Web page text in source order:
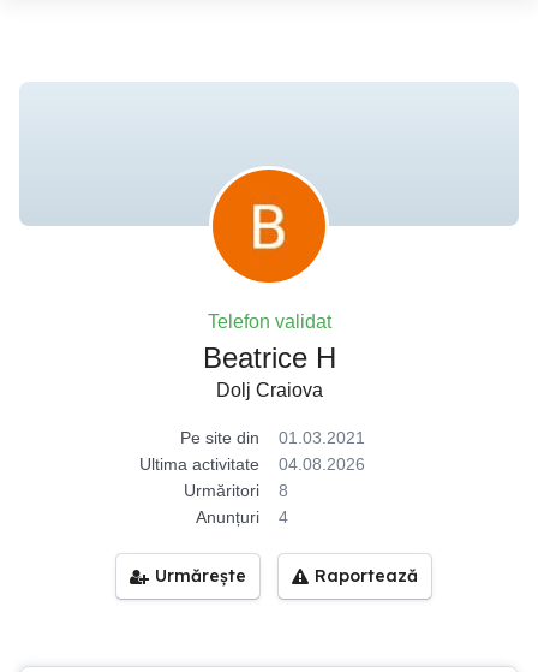
Telefon validat
Beatrice H
Dolj Craiova
Pe site din
01.03.2021
Ultima activitate
04.08.2026
Urmăritori
8
Anunțuri
4
Urmărește Raportează